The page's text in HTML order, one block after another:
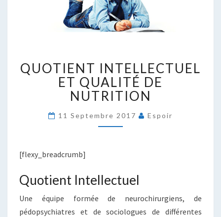
INTELLECTUEL
ET
QUALITÉ
DE
NUTRITION
QUOTIENT INTELLECTUEL
ET QUALITÉ DE
NUTRITION
11 Septembre 2017 Espoir
[flexy_breadcrumb]
Quotient Intellectuel
Une équipe formée de neurochirurgiens, de
pédopsychiatres et de sociologues de différentes